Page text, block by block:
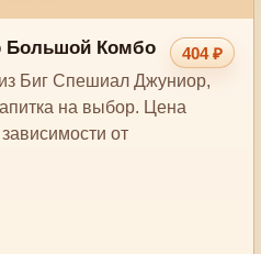
Большой Комбо
404 ₽
Биг Спешиал Джуниор,
на выбор. Цена
от